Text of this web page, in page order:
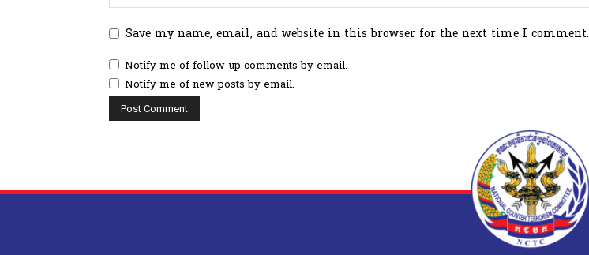
Save my name, email, and website in this browser for the next time I comment.
Notify me of follow-up comments by email.
Notify me of new posts by email.